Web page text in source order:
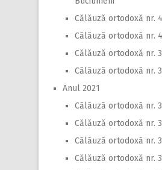
Călăuză ortodoxă nr.
Călăuză ortodoxă nr.
Călăuză ortodoxă nr.
Călăuză ortodoxă nr.
Anul 2021
Călăuză ortodoxă nr.
Călăuză ortodoxă nr.
Călăuză ortodoxă nr.
Călăuză ortodoxă nr.